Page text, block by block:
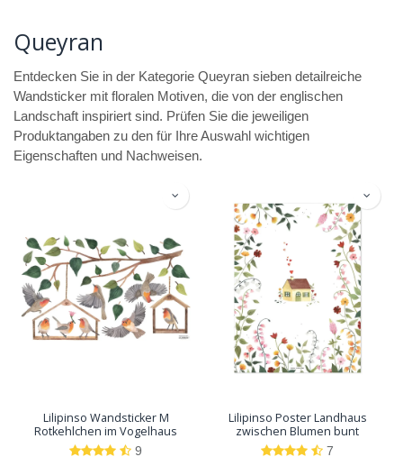
Queyran
Entdecken Sie in der Kategorie Queyran sieben detailreiche
Wandsticker mit floralen Motiven, die von der englischen
Landschaft inspiriert sind. Prüfen Sie die jeweiligen
Produktangaben zu den für Ihre Auswahl wichtigen
Eigenschaften und Nachweisen.
Lilipinso Wandsticker M
Rotkehlchen im Vogelhaus
9
Lilipinso Poster Landhaus
zwischen Blumen bunt
7